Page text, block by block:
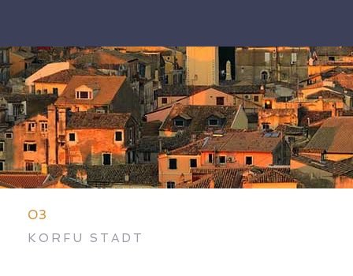
03
KORFU STADT